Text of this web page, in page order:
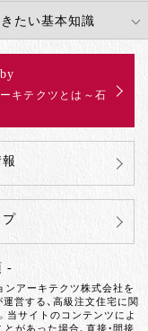
たい基本知識
キテクツとは～石
-
ンアーキテクツ株式会社を
営する、高級注文住宅に関
当サイトのコンテンツによ
があった場合、直接・間接